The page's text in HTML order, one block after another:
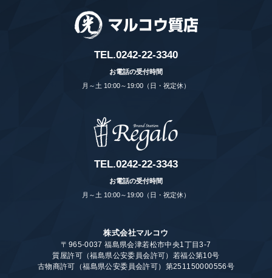
TEL.0242-22-3340
お電話の受付時間
月～土 10:00～19:00（日・祝定休）
TEL.0242-22-3343
お電話の受付時間
月～土 10:00～19:00（日・祝定休）
株式会社マルコウ
〒965-0037 福島県会津若松市中央1丁目3-7
質屋許可（福島県公安委員会許可）若福公第10号
古物商許可（福島県公安委員会許可）第251150000556号